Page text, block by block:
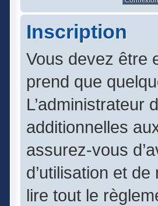
Inscription
Vous devez être
prend que
L’administrateur
additionnelles
assurez-vous
d’utilisation et
lire tout le